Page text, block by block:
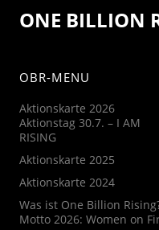
ONE BILLION
OBR-MENU
Aktionskarte 2026
Aktionstag 30.7. – I AM
RISING
Aktionskarte 2025
Aktionskarte 2024
Was ist One Billion
Motto 2026: Women on